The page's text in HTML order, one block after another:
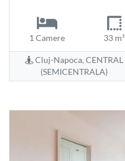
1 Camere 33 m²
Cluj-Napoca, CENTRAL
(SEMICENTRALA)